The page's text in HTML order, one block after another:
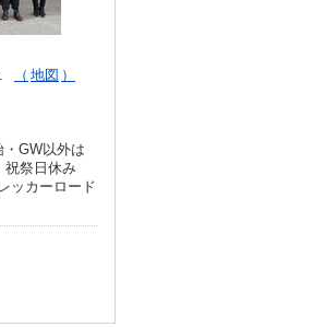
地図
GW以外は
祝祭日休み
ッカーロード